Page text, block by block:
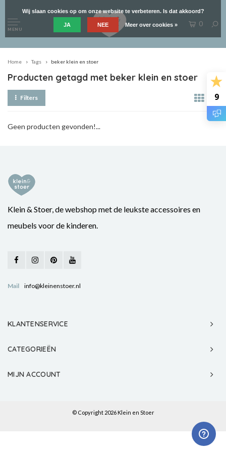
9
MENU
0
Home Tags beker klein en stoer
Producten getagd met beker klein en stoer
Filters
Geen producten gevonden!...
Klein & Stoer, de webshop met de leukste accessoires en
meubels voor de kinderen.
Mail info@kleinenstoer.nl
KLANTENSERVICE
CATEGORIEËN
MIJN ACCOUNT
© Copyright 2026 Klein en Stoer
Wij slaan cookies op om onze website te verbeteren. Is dat akkoord?
JA NEE Meer over cookies »